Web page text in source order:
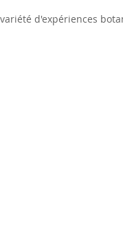
d'expériences